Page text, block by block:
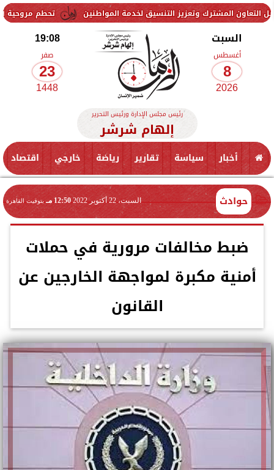
تحطم مروحية أثناء مكافحة وتعزيز التنسيق لخدمة المواطنين
السبت
أغسطس
8
2026
19:08
صفر
23
1448
رئيس مجلس الإدارة ورئيس التحرير
إلهام شرشر
أخبار سياسة تقارير رياضة خارجي اقتصاد
حوادث السبت، 22 أكتوبر 2022 12:50 مـ بتوقيت القاهرة
ضبط مخالفات مرورية في حملات
أمنية مكبرة لمواجهة الخارجين عن
القانون